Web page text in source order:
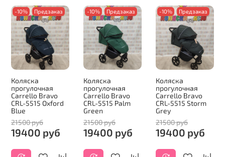
-10% Предзаказ
Коляска
прогулочная
Carrello Bravo
CRL-5515 Oxford
Blue
21500 руб
19400 руб
-10% Предзаказ
Коляска
прогулочная
Carrello Bravo
CRL-5515 Palm
Green
21500 руб
19400 руб
-10% Предзаказ
Коляска
прогулочная
Carrello Bravo
CRL-5515 Storm
Grey
21500 руб
19400 руб